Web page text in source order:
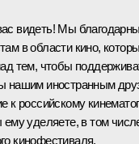
видеть! Мы
в области кино,
тем, чтобы
нашим иностранным
к российскому
ему уделяете, в том
кинофестиваля.